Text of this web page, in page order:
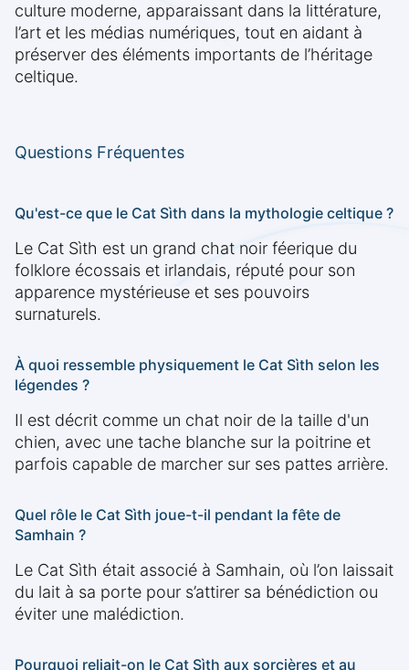
culture moderne, apparaissant dans la littérature,
l’art et les médias numériques, tout en aidant à
préserver des éléments importants de l’héritage
celtique.
Questions Fréquentes
Qu'est-ce que le Cat Sìth dans la mythologie celtique ?
Le Cat Sìth est un grand chat noir féerique du
folklore écossais et irlandais, réputé pour son
apparence mystérieuse et ses pouvoirs
surnaturels.
À quoi ressemble physiquement le Cat Sìth selon les
légendes ?
Il est décrit comme un chat noir de la taille d'un
chien, avec une tache blanche sur la poitrine et
parfois capable de marcher sur ses pattes arrière.
Quel rôle le Cat Sìth joue-t-il pendant la fête de
Samhain ?
Le Cat Sìth était associé à Samhain, où l’on laissait
du lait à sa porte pour s’attirer sa bénédiction ou
éviter une malédiction.
Pourquoi reliait-on le Cat Sìth aux sorcières et au